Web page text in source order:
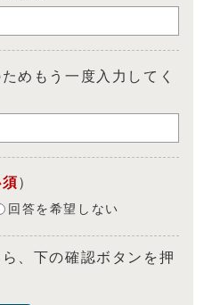
めもう一度入力してく
）
回答を希望しない
、下の確認ボタンを押